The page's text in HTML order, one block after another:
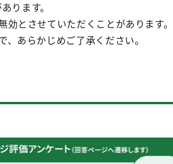
ります。
効とさせていただくことがあります。
あらかじめご了承ください。